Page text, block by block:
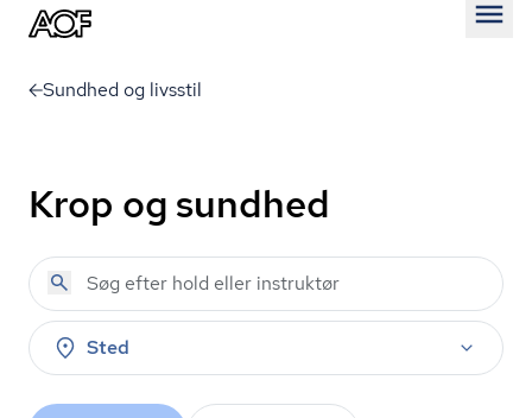
Sundhed og livsstil
Krop og sundhed
Sted